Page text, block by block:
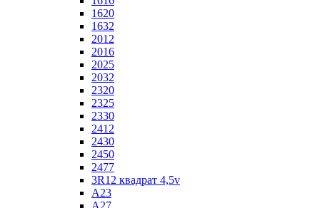
1620
1632
2012
2016
2025
2032
2320
2325
2330
2412
2430
2450
2477
3R12 квадрат 4,5v
A23
A27